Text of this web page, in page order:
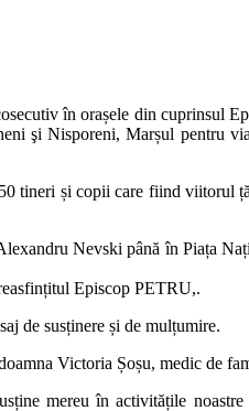
în orașele din cuprinsul
şi Nisporeni, Marșul pentru
tineri și copii care fiind viitorul
Nevski până în Piața
Episcop PETRU,.
de susținere și de mulțumire.
Victoria Șoșu, medic de
mereu în activitățile